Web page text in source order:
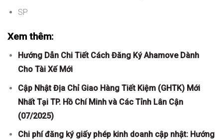
SP
Xem thêm:
Hướng Dẫn Chi Tiết Cách Đăng Ký Ahamove Dành
Cho Tài Xế Mới
Cập Nhật Địa Chỉ Giao Hàng Tiết Kiệm (GHTK) Mới
Nhất Tại TP. Hồ Chí Minh và Các Tỉnh Lân Cận
(07/2025)
Chi phí đăng ký giấy phép kinh doanh cập nhật: Hướng